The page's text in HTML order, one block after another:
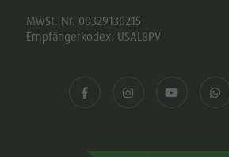
MwSt. Nr. 00329130215
Empfängerkodex: USAL8PV